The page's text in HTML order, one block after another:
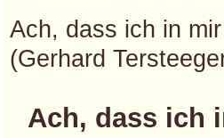
Ach, dass ich in
(Gerhard
Ach, dass ich